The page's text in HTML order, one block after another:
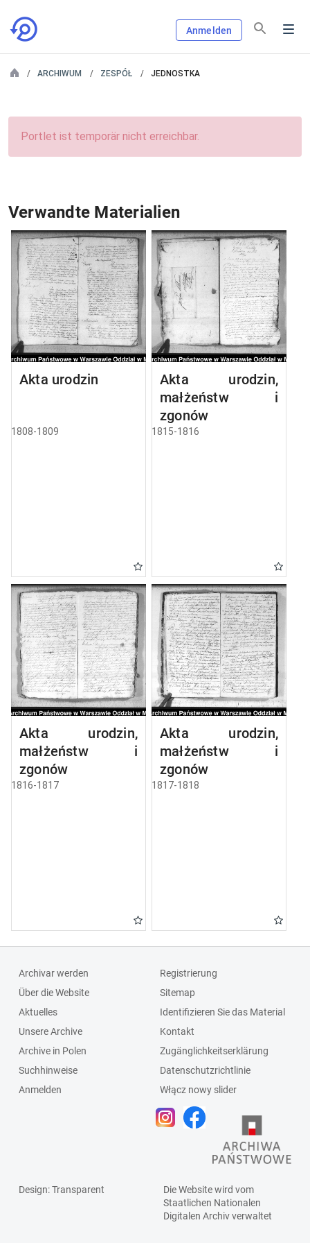
Anmelden
ARCHIWUM ZESPÓŁ JEDNOSTKA
Portlet ist temporär nicht erreichbar.
Verwandte Materialien
Akta urodzin
1808-1809
Akta urodzin,
małżeństw i
zgonów
1815-1816
Akta urodzin,
małżeństw i
zgonów
1816-1817
Akta urodzin,
małżeństw i
zgonów
1817-1818
Archivar werden
Über die Website
Aktuelles
Unsere Archive
Archive in Polen
Suchhinweise
Anmelden
Registrierung
Sitemap
Identifizieren Sie das Material
Kontakt
Zugänglichkeitserklärung
Datenschutzrichtlinie
Włącz nowy slider
Design: Transparent
Die Website wird vom
Staatlichen Nationalen
Digitalen Archivverwaltet